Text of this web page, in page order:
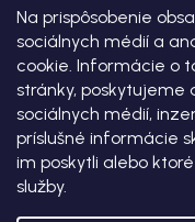
Na prispôsobenie
sociálnych médií a
cookie. Informácie o
stránky, poskytujeme
sociálnych médií,
príslušné informácie
im poskytli alebo
služby.